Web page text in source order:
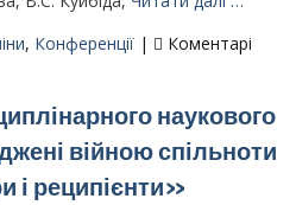
, Конференції |
Коментарі
наукового
війною спільноти
і реципієнти»